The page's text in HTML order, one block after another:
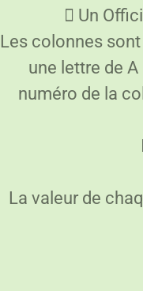
 Un
Les colonnes
une lettre de
numéro de la
La valeur de